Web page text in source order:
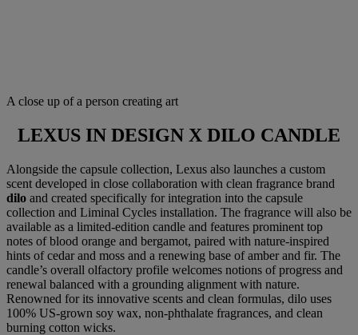
A close up of a person creating art
LEXUS IN DESIGN X DILO CANDLE
Alongside the capsule collection, Lexus also launches a custom
scent developed in close collaboration with clean fragrance brand
dilo and created specifically for integration into the capsule
collection and Liminal Cycles installation. The fragrance will also be
available as a limited-edition candle and features prominent top
notes of blood orange and bergamot, paired with nature-inspired
hints of cedar and moss and a renewing base of amber and fir. The
candle’s overall olfactory profile welcomes notions of progress and
renewal balanced with a grounding alignment with nature.
Renowned for its innovative scents and clean formulas, dilo uses
100% US-grown soy wax, non-phthalate fragrances, and clean
burning cotton wicks.